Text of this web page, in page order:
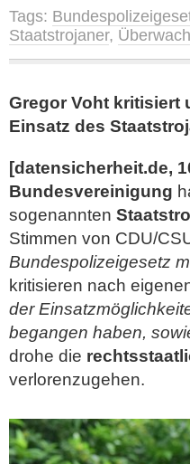
Tags:
Staatstrojaner,
Gregor Voht kritisiert
Einsatz des
[datensicherheit.de,
Bundesvereinigung
sogenannten
Stimmen von CDU/
Bundespolizeigesetz
kritisieren nach
der
begangen haben,
drohe die
verlorenzugehen.